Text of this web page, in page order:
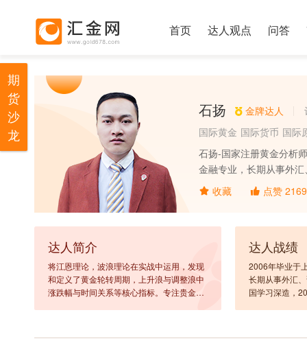
首页 达人观点 问答
石扬 金牌达人
国际黄金 国际货币 国际
石扬-国家注册黄金分析
金融专业，长期从事外
参与理财部与基金管理
中国贵金属流通委员会
收藏 点赞 2169
达人简介
将江恩理论，波浪理论在实战中运用，发现
和定义了黄金轮转周期，上升浪与调整浪中
涨跌幅与时间关系等核心指标。专注贵金属
达人战绩
2006年毕业于
长期从事外汇
国学习深造，
期
货
沙
龙